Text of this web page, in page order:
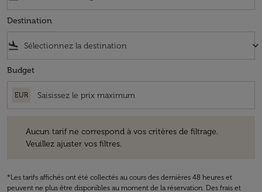
Destination
flight_land keyboard_arrow_down
Budget
EUR
Aucun tarif ne correspond à vos critères de filtrage.
Veuillez ajuster vos filtres.
*Les tarifs affichés ont été collectés au cours des dernières 48 heures et
peuvent ne plus être disponibles au moment de la réservation. Des frais et